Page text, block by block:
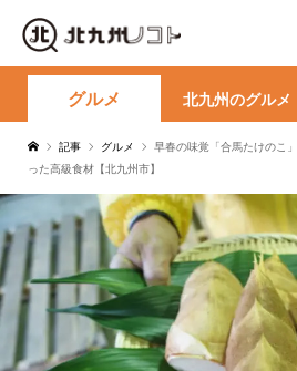
グルメ 北九州のグルメ
記事 グルメ
早春の味覚「合馬たけのこ
った高級食材【北九州市】